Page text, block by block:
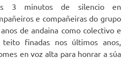
3 minutos de silencio en
e compañeiras do grupo
de andaina como colectivo e
finadas nos últimos anos,
en voz alta para honrar a súa